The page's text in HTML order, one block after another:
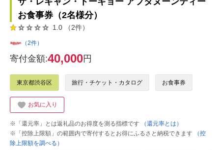
お食事券（2名様分）
1.0 （2件）
（2件）
寄付金額:40,000円
東京都渋谷区 旅行・チケット・カタログ お食事券
お気に入り
※「還元率」とは返礼品のお得度を測る指標です
（還元率とは）
※「控除上限額」の範囲内で寄付するとお得にふるさと納税できます
（控
除上限額を調べる）